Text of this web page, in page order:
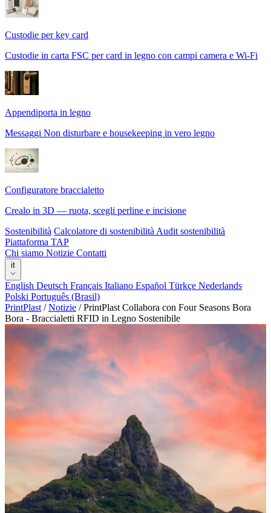
Custodie per key card
Custodie in carta FSC per card in legno con campi camera e Wi-Fi
Appendiporta in legno
Messaggi Non disturbare e housekeeping in vero legno
Configuratore braccialetto
Crealo in 3D — ruota, scegli perline e incisione
Sostenibilità Calcolatore di sostenibilità Audit sostenibilità
Piattaforma TAP
Chi siamo Notizie Contatti
it
English Deutsch Français Italiano Español Türkçe Nederlands
Polski Português (Brasil)
PrintPlast / Notizie / PrintPlast Collabora con Four Seasons Bora
Bora - Braccialetti RFID in Legno Sostenibile